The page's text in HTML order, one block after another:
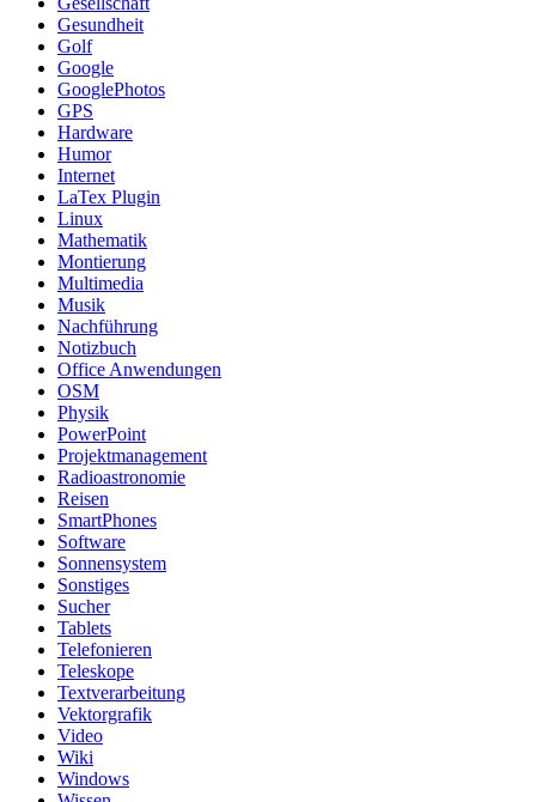
Gesundheit
Golf
Google
GooglePhotos
GPS
Hardware
Humor
Internet
LaTex Plugin
Linux
Mathematik
Montierung
Multimedia
Musik
Nachführung
Notizbuch
Office Anwendungen
OSM
Physik
PowerPoint
Projektmanagement
Radioastronomie
Reisen
SmartPhones
Software
Sonnensystem
Sonstiges
Sucher
Tablets
Telefonieren
Teleskope
Textverarbeitung
Vektorgrafik
Video
Wiki
Windows